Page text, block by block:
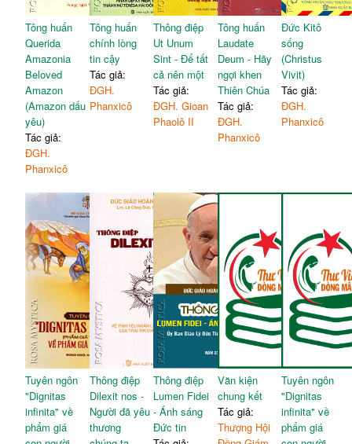
Tông huấn
Querida
Amazonia
Beloved
Amazon
(Amazon dấu
yêu)
Tác giả:
ĐGH.
Phanxicô
Tông huấn
chính lòng
tin cậy
Tác giả:
ĐGH.
Phanxicô
Thông điệp
Ut Unum
Sint - Để tất
cả nên một
Tác giả:
ĐGH. Gioan
Phaolô II
Tông huấn
Laudate
Deum - Hãy
ngợi khen
Thiên Chúa
Tác giả:
ĐGH.
Phanxicô
Đức Kitô
sống
(Christus
Vivit)
Tác giả:
ĐGH.
Phanxicô
Tuyên ngôn
"Dignitas
infinita" về
phẩm giá
Thông điệp
Dilexit nos -
Người đã yêu
thương
Thông điệp
Lumen Fidei
- Ánh sáng
Đức tin
Văn kiện
chung kết
Tác giả:
Thượng Hội
Tuyên ngôn
"Dignitas
infinita" về
phẩm giá